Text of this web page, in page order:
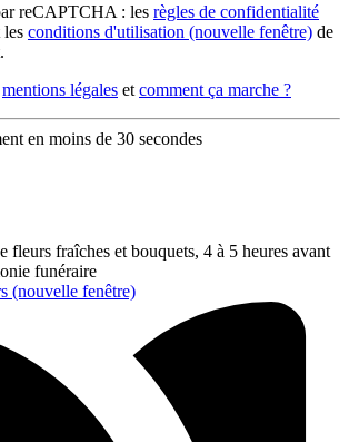
reCAPTCHA : les règles de confidentialité
les conditions d'utilisation (nouvelle fenêtre) de
mentions légales et comment ça marche ?
en moins de 30 secondes
fleurs fraîches et bouquets, 4 à 5 heures avant
funéraire
(nouvelle fenêtre)